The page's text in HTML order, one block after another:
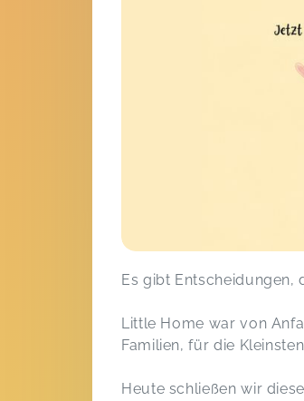
Es gibt
Little Home war von
Familien, für die
Heute schließen wir